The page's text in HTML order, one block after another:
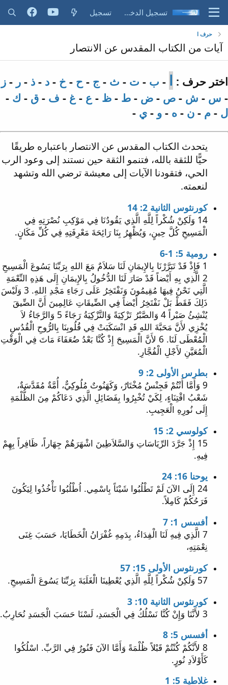
تسجيل الدخول تسجيل
حرف ا
آيات من الكتاب المقدس عن الانتصار
اختر حرف : ا - ب - ت - ث - ج - ح - خ - د - ذ - ر - ز
- س - ش - ص - ض - ط - ظ - ع - غ - ف - ق - ك -
ل - م - ن - ه - و - ي -
يتحدث الكتاب المقدس عن الانتصار باعتباره طريقًا
حيًّا للثقة بالله، فتنمو الثقة حين نستند إلى وعود الرب
الحي، فتقودنا الآيات إلى معيشة ترضي الله وتشهد
لنعمته.
كورنثوس الثانية 2: 14
14 وَلَكِنْ شُكْراً لِلَّهِ الَّذِي يَقُودُنَا فِي مَوْكِبِ نُصْرَتِهِ فِي
الْمَسِيحِ كُلَّ حِينٍ، وَيُظْهِرُ بِنَا رَائِحَةَ مَعْرِفَتِهِ فِي كُلِّ مَكَانٍ.
رومية 5: 1-6
1 فَإِذْ قَدْ تَبَرَّرْنَا بِالإِيمَانِ لَنَا سَلاَمٌ مَعَ اللهِ بِرَبِّنَا يَسُوعَ الْمَسِيحِ
2 الَّذِي بِهِ أَيْضاً قَدْ صَارَ لَنَا الدُّخُولُ بِالإِيمَانِ إِلَى هَذِهِ النِّعْمَةِ
الَّتِي نَحْنُ فِيهَا مُقِيمُونَ وَنَفْتَخِرُ عَلَى رَجَاءِ مَجْدِ اللهِ. 3 وَلَيْسَ
ذَلِكَ فَقَطْ بَلْ نَفْتَخِرُ أَيْضاً فِي الضِّيقَاتِ عَالِمِينَ أَنَّ الضِّيقَ
يُنْشِئُ صَبْراً 4 وَالصَّبْرُ تَزْكِيَةً وَالتَّزْكِيَةُ رَجَاءً 5 وَالرَّجَاءُ لاَ
يُخْزِي لأَنَّ مَحَبَّةَ اللهِ قَدِ انْسَكَبَتْ فِي قُلُوبِنَا بِالرُّوحِ الْقُدُسِ
الْمُعْطَى لَنَا. 6 لأَنَّ الْمَسِيحَ إِذْ كُنَّا بَعْدُ ضُعَفَاءَ مَاتَ فِي الْوَقْتِ
الْمُعَيَّنِ لأَجْلِ الْفُجَّارِ.
بطرس الأولى 2: 9
9 وَأَمَّا أَنْتُمْ فَجِنْسٌ مُخْتَارٌ، وَكَهَنُوتٌ مُلُوكِيٌّ، أُمَّةٌ مُقَدَّسَةٌ،
شَعْبُ اقْتِنَاءٍ، لِكَيْ تُخْبِرُوا بِفَضَائِلِ الَّذِي دَعَاكُمْ مِنَ الظُّلْمَةِ
إِلَى نُورِهِ الْعَجِيبِ.
كولوسي 2: 15
15 إِذْ جَرَّدَ الرِّيَاسَاتِ وَالسَّلاَطِينَ اشْهَرَهُمْ جِهَاراً، ظَافِراً بِهِمْ
فِيهِ.
يوحنا 16: 24
24 إِلَى الآنَ لَمْ تَطْلُبُوا شَيْئاً بِاسْمِي. اُطْلُبُوا تَأْخُذُوا لِيَكُونَ
فَرَحُكُمْ كَامِلاً.
أفسس 1: 7
7 الَّذِي فِيهِ لَنَا الْفِدَاءُ، بِدَمِهِ غُفْرَانُ الْخَطَايَا، حَسَبَ غِنَى
نِعْمَتِهِ،
كورنثوس الأولى 15: 57
57 وَلَكِنْ شُكْراً لِلَّهِ الَّذِي يُعْطِينَا الْغَلَبَةَ بِرَبِّنَا يَسُوعَ الْمَسِيحِ.
كورنثوس الثانية 10: 3
3 لأَنَّنَا وَإِنْ كُنَّا نَسْلُكُ فِي الْجَسَدِ، لَسْنَا حَسَبَ الْجَسَدِ نُحَارِبُ.
أفسس 5: 8
8 لأَنَّكُمْ كُنْتُمْ قَبْلاً ظُلْمَةً وَأَمَّا الآنَ فَنُورٌ فِي الرَّبِّ. اسْلُكُوا
كَأَوْلاَدِ نُورٍ.
غلاطية 5: 1